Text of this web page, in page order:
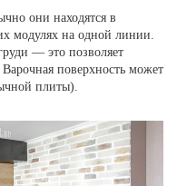
они находятся в
модулях на одной линии.
— это позволяет
поверхность может
плиты).